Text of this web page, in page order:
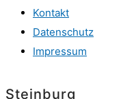
Kontakt
Datenschutz
Impressum
Steinburg